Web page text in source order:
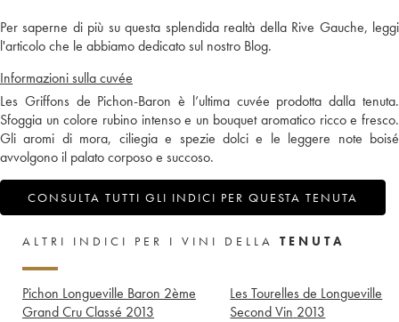
Per saperne di più su questa splendida realtà della Rive Gauche, leggi
l'articolo che le abbiamo dedicato sul nostro Blog.
Informazioni sulla cuvée
Les Griffons de Pichon-Baron è l’ultima cuvée prodotta dalla tenuta.
Sfoggia un colore rubino intenso e un bouquet aromatico ricco e fresco.
Gli aromi di mora, ciliegia e spezie dolci e le leggere note boisé
avvolgono il palato corposo e succoso.
CONSULTA TUTTI GLI INDICI PER QUESTA TENUTA
ALTRI INDICI PER I VINI DELLA TENUTA
Pichon Longueville Baron 2ème
Grand Cru Classé 2013
Les Tourelles de Longueville
Second Vin 2013